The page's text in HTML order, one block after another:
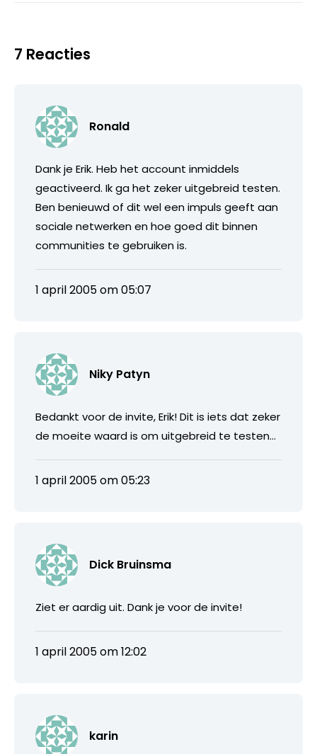
7 Reacties
Ronald
Dank je Erik. Heb het account inmiddels
geactiveerd. Ik ga het zeker uitgebreid testen.
Ben benieuwd of dit wel een impuls geeft aan
sociale netwerken en hoe goed dit binnen
communities te gebruiken is.
1 april 2005 om 05:07
Niky Patyn
Bedankt voor de invite, Erik! Dit is iets dat zeker
de moeite waard is om uitgebreid te testen…
1 april 2005 om 05:23
Dick Bruinsma
Ziet er aardig uit. Dank je voor de invite!
1 april 2005 om 12:02
karin